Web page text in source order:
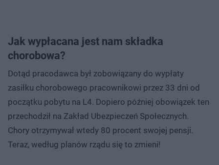
Jak wypłacana jest nam składka
chorobowa?
Dotąd pracodawca był zobowiązany do wypłaty
zasiłku chorobowego pracownikowi przez 33 dni od
początku pobytu na L4. Dopiero później obowiązek ten
przechodził na Zakład Ubezpieczeń Społecznych.
Chory otrzymywał wtedy 80 procent swojej pensji.
Teraz, według planów rządu się to zmieni!